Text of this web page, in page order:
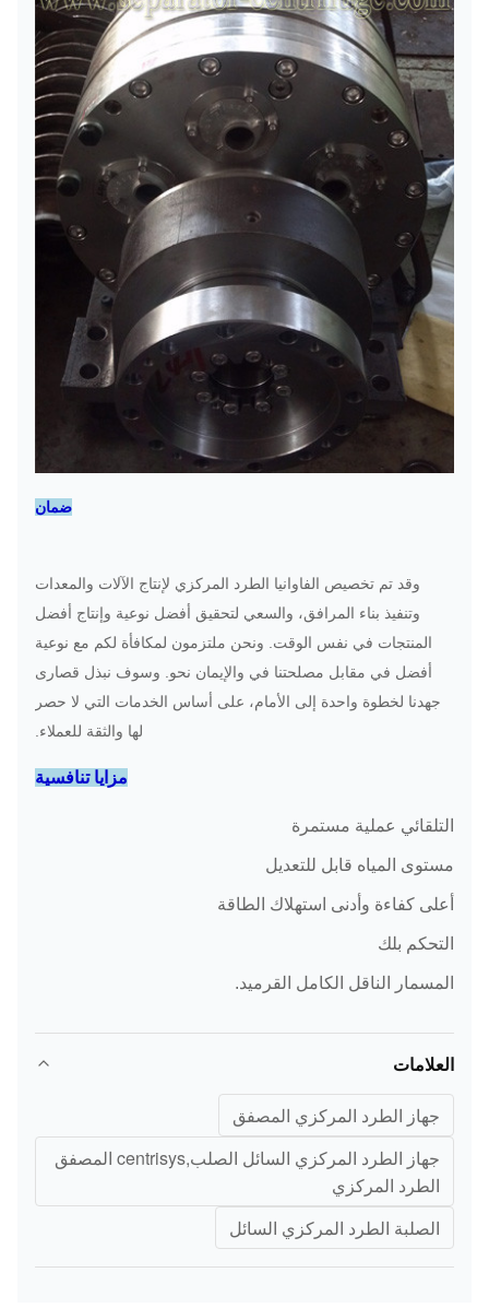
ضمان
وقد تم تخصيص الفاوانيا الطرد المركزي لإنتاج الآلات والمعدات
وتنفيذ بناء المرافق، والسعي لتحقيق أفضل نوعية وإنتاج أفضل
المنتجات في نفس الوقت.
ونحن ملتزمون لمكافأة لكم مع نوعية
أفضل في مقابل مصلحتنا في والإيمان نحو.
وسوف نبذل قصارى
جهدنا لخطوة واحدة إلى الأمام، على أساس الخدمات التي لا حصر
لها والثقة للعملاء.
مزايا تنافسية
التلقائي عملية مستمرة
مستوى المياه قابل للتعديل
أعلى كفاءة وأدنى استهلاك الطاقة
التحكم بلك
المسمار الناقل الكامل القرميد.
العلامات
جهاز الطرد المركزي المصفق
جهاز الطرد المركزي السائل الصلب,centrisys المصفق
الطرد المركزي
الصلبة الطرد المركزي السائل